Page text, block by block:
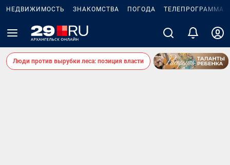
НЕДВИЖИМОСТЬ ЗНАКОМСТВА ПОГОДА ТЕЛЕПРОГРАММА
Люди против вырубки леса: позиция власти